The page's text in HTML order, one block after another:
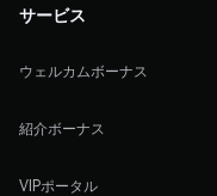
サービス
ウェルカムボーナス
紹介ボーナス
VIPポータル